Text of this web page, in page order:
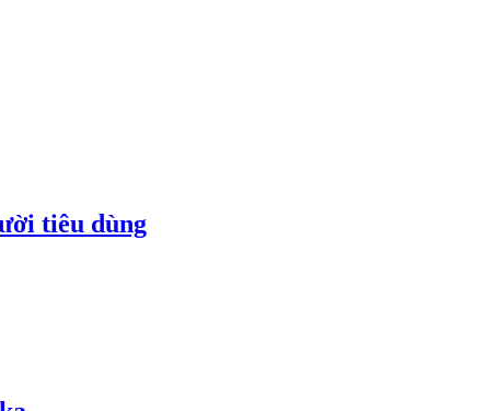
tiêu dùng